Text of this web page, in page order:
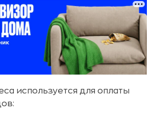
используется для оплаты